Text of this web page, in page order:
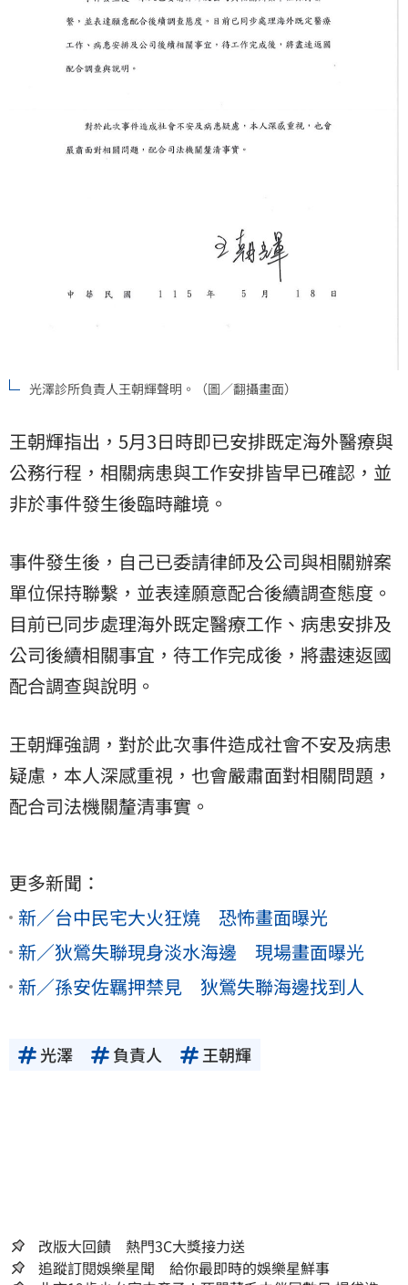
光澤診所負責人王朝輝聲明。（圖／翻攝畫面）
王朝輝指出，5月3日時即已安排既定海外醫療與
公務行程，相關病患與工作安排皆早已確認，並
非於事件發生後臨時離境。
事件發生後，自己已委請律師及公司與相關辦案
單位保持聯繫，並表達願意配合後續調查態度。
目前已同步處理海外既定醫療工作、病患安排及
公司後續相關事宜，待工作完成後，將盡速返國
配合調查與說明。
王朝輝強調，對於此次事件造成社會不安及病患
疑慮，本人深感重視，也會嚴肅面對相關問題，
配合司法機關釐清事實。
更多新聞：
新／台中民宅大火狂燒 恐怖畫面曝光
新／狄鶯失聯現身淡水海邊 現場畫面曝光
新／孫安佐羈押禁見 狄鶯失聯海邊找到人
光澤 負責人 王朝輝
改版大回饋 熱門3C大獎接力送
追蹤訂閱娛樂星聞 給你最即時的娛樂星鮮事